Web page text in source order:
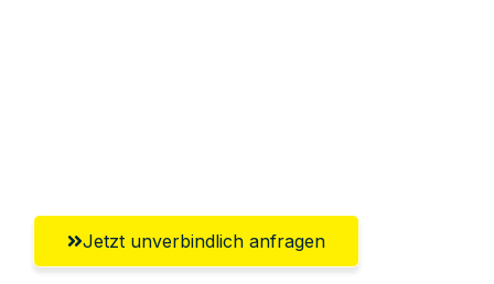
Jetzt unverbindlich anfragen